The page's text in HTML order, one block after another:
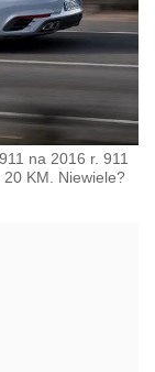
na 2016 r. 911
KM. Niewiele?